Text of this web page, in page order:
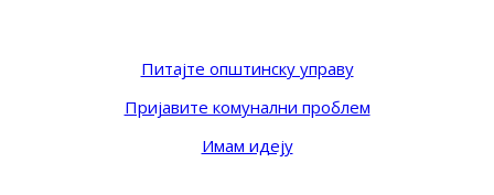
Питајте општинску управу
Пријавите комунални проблем
Имам идеју